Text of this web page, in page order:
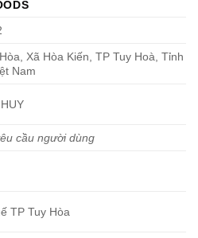
Xã Hòa Kiến, TP Tuy Hoà, Tỉnh
Nam
cầu người dùng
TP Tuy Hòa